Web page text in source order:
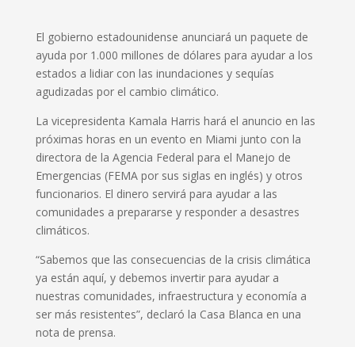
El gobierno estadounidense anunciará un paquete de
ayuda por 1.000 millones de dólares para ayudar a los
estados a lidiar con las inundaciones y sequías
agudizadas por el cambio climático.
La vicepresidenta Kamala Harris hará el anuncio en las
próximas horas en un evento en Miami junto con la
directora de la Agencia Federal para el Manejo de
Emergencias (FEMA por sus siglas en inglés) y otros
funcionarios. El dinero servirá para ayudar a las
comunidades a prepararse y responder a desastres
climáticos.
“Sabemos que las consecuencias de la crisis climática
ya están aquí, y debemos invertir para ayudar a
nuestras comunidades, infraestructura y economía a
ser más resistentes”, declaró la Casa Blanca en una
nota de prensa.